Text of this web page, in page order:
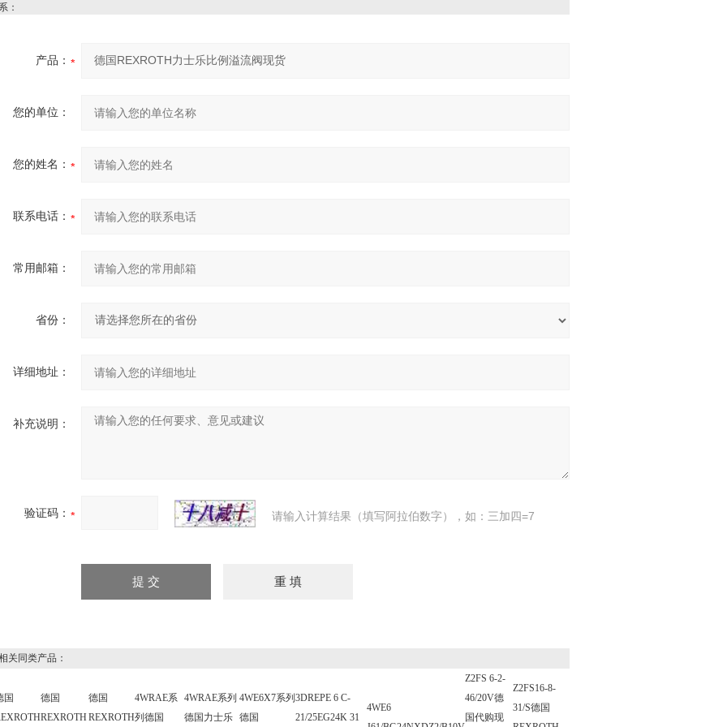
：
产品：
您的单位：
您的姓名：
联系电话：
常用邮箱：
省份：
详细地址：
补充说明：
验证码： 请输入计算结果（填写阿拉伯数字），如：三加四=7
同类产品：
国
德国
REXROTH
德国
REXROTH
4WRAE系
列德国
4WRAE系列
德国力士乐
4WE6X7系列
德国
3DREPE 6 C-
21/25EG24K 31
4WE6
Z2FS 6-2-
46/20V德
国代购现
Z2FS16-8-
31/S德国